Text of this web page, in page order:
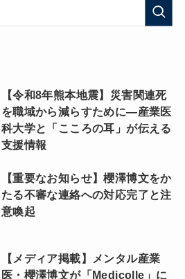
【令和8年熊本地震】災害関連死
を職域から減らすために―産業医
科大学と「こころの耳」が伝える
支援情報
【重要なお知らせ】櫻澤博文をか
たる不審な連絡への対応完了と注
意喚起
【メディア掲載】メンタル産業
医・櫻澤博文が「Medicolle」に